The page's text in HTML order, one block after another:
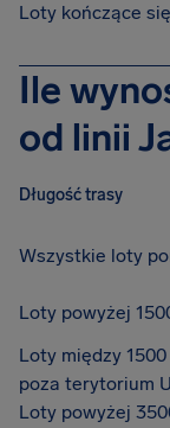
Loty kończące
Ile
od linii
Długość trasy
Wszystkie loty
Loty powyżej
Loty między
poza terytorium
Loty powyżej